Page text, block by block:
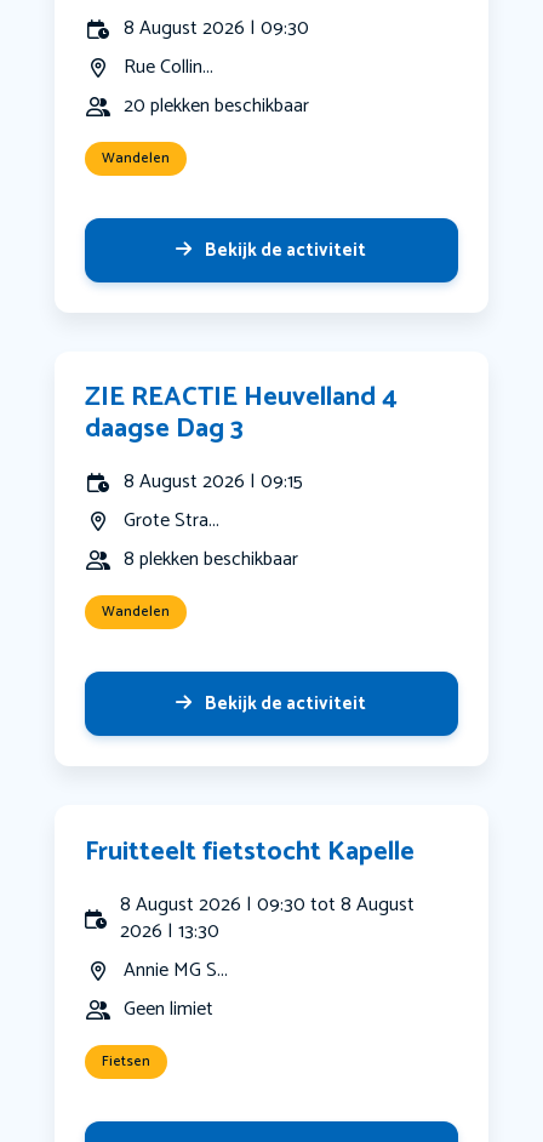
8 August 2026 | 09:30
Rue Collin...
20 plekken beschikbaar
Wandelen
Bekijk de activiteit
ZIE REACTIE Heuvelland 4
daagse Dag 3
8 August 2026 | 09:15
Grote Stra...
8 plekken beschikbaar
Wandelen
Bekijk de activiteit
Fruitteelt fietstocht Kapelle
8 August 2026 | 09:30 tot 8 August
2026 | 13:30
Annie MG S...
Geen limiet
Fietsen